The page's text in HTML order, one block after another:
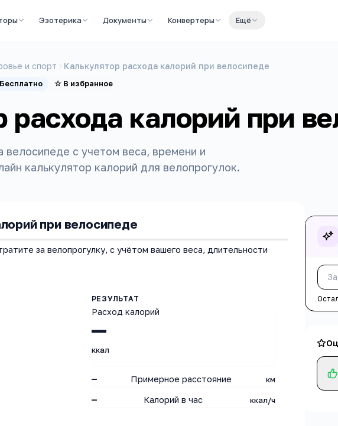
Эзотерика Документы Конвертеры Ещё
и спорт Калькулятор расхода калорий при велосипеде
Бесплатно ☆ В избранное
расхода калорий при
велосипеде с учетом веса, времени и
калькулятор калорий для велопрогулок.
при велосипеде
за велопрогулку, с учётом вашего веса, длительности
—
Расход калорий
ккал
— Примерное расстояние км
— Калорий в час ккал/ч